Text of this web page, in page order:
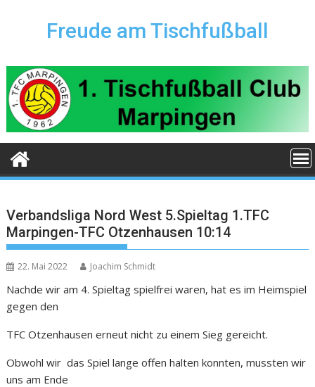
Freude am Tischfußball
Verbandsliga Nord West 5.Spieltag 1.TFC
Marpingen-TFC Otzenhausen 10:14
22. Mai 2022 Joachim Schmidt
Nachde wir am 4. Spieltag spielfrei waren, hat es im Heimspiel
gegen den
TFC Otzenhausen erneut nicht zu einem Sieg gereicht.
Obwohl wir das Spiel lange offen halten konnten, mussten wir
uns am Ende